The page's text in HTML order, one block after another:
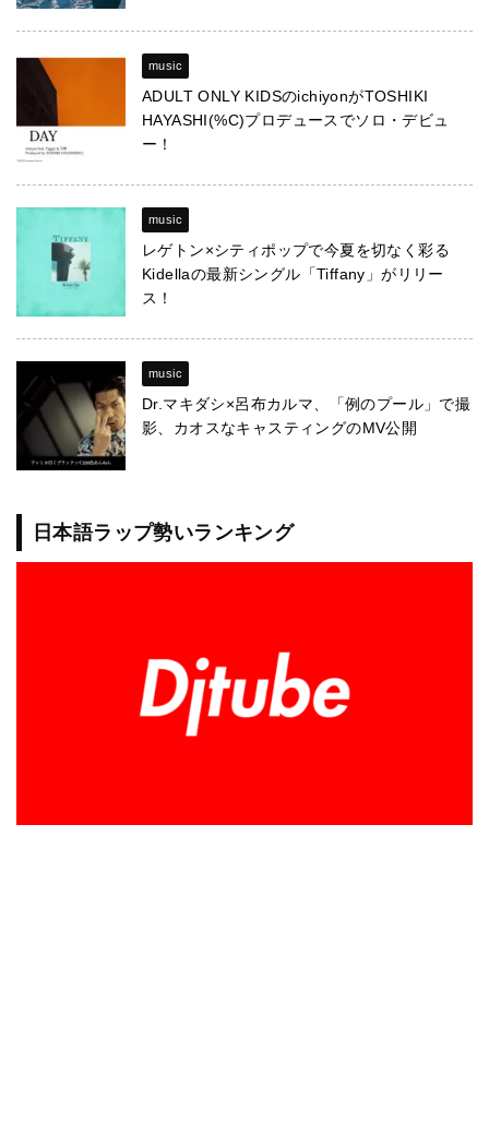
music
ADULT ONLY KIDSのichiyonがTOSHIKI
HAYASHI(%C)プロデュースでソロ・デビュ
ー！
music
レゲトン×シティポップで今夏を切なく彩る
Kidellaの最新シングル「Tiffany」がリリー
ス！
music
Dr.マキダシ×呂布カルマ、「例のプール」で撮
影、カオスなキャスティングのMV公開
日本語ラップ勢いランキング